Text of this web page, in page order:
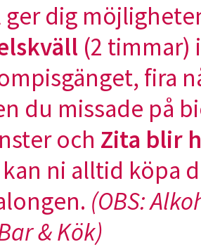
ger dig
(2 timmar)
fira
du missade på
och Zita blir
ni alltid köpa
(OBS:
& Kök)